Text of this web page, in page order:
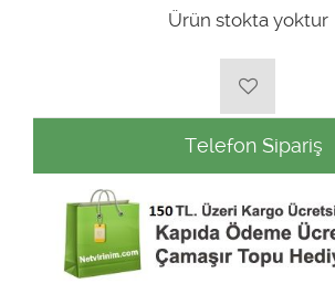
Ürün stokta yoktur
Telefon Sipariş